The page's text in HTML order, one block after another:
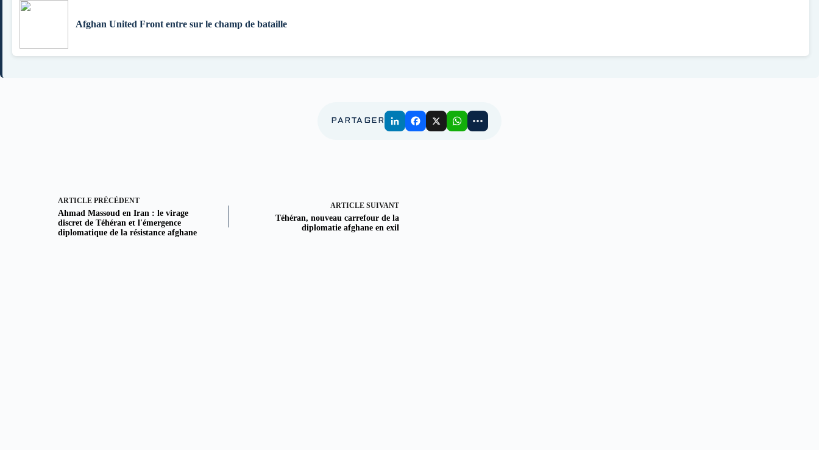
Afghan United Front entre sur le champ de bataille
PARTAGER
ARTICLE PRÉCÉDENT
Ahmad Massoud en Iran : le virage
discret de Téhéran et l'émergence
diplomatique de la résistance afghane
ARTICLE SUIVANT
Téhéran, nouveau carrefour de la
diplomatie afghane en exil